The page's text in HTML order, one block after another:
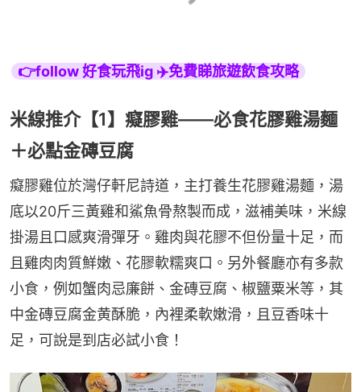
👉follow 好食玩飛ig ✈️免費睇旅遊飲食攻略
米線推介【1】癡膠雞——必食花膠雞湯麵
＋必點金磚豆腐
癡膠雞位於灣仔軒尼詩道，主打養生花膠雞湯麵，湯
底以20斤三黃雞和鯊魚骨熬製而成，滋補美味，米線
掛湯且口感爽滑彈牙。雞肉與花膠不但份量十足，而
且雞肉肉質鮮嫩、花膠軟糯爽口。另外餐廳亦有多款
小食，例如蟹肉忌廉餅、金磚豆腐、椒鹽粟米等，其
中金磚豆腐金黄酥脆，內裡柔軟嫩滑，且豆香味十
足，可說是到店必試小食！